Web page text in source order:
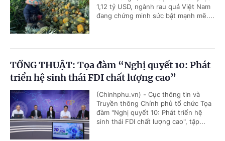
1,12 tỷ USD, ngành rau quả Việt Nam
đang chứng minh sức bật mạnh mẽ....
TỔNG THUẬT: Tọa đàm “Nghị quyết 10: Phát
triển hệ sinh thái FDI chất lượng cao”
(Chinhphu.vn) - Cục thông tin và
Truyền thông Chính phủ tổ chức Tọa
đàm "Nghị quyết 10: Phát triển hệ
sinh thái FDI chất lượng cao", tập...